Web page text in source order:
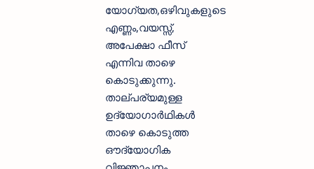
യോഗ്യത,ഒഴിവുകളുടെ
എണ്ണം,വയസ്സ്,
അപേക്ഷാ ഫീസ്‌
എന്നിവ താഴെ
കൊടുക്കുന്നു.
താല്പര്യമുള്ള
ഉദ്യോഗാര്‍ഥികള്‍
താഴെ കൊടുത്ത
ഔദ്യോഗിക